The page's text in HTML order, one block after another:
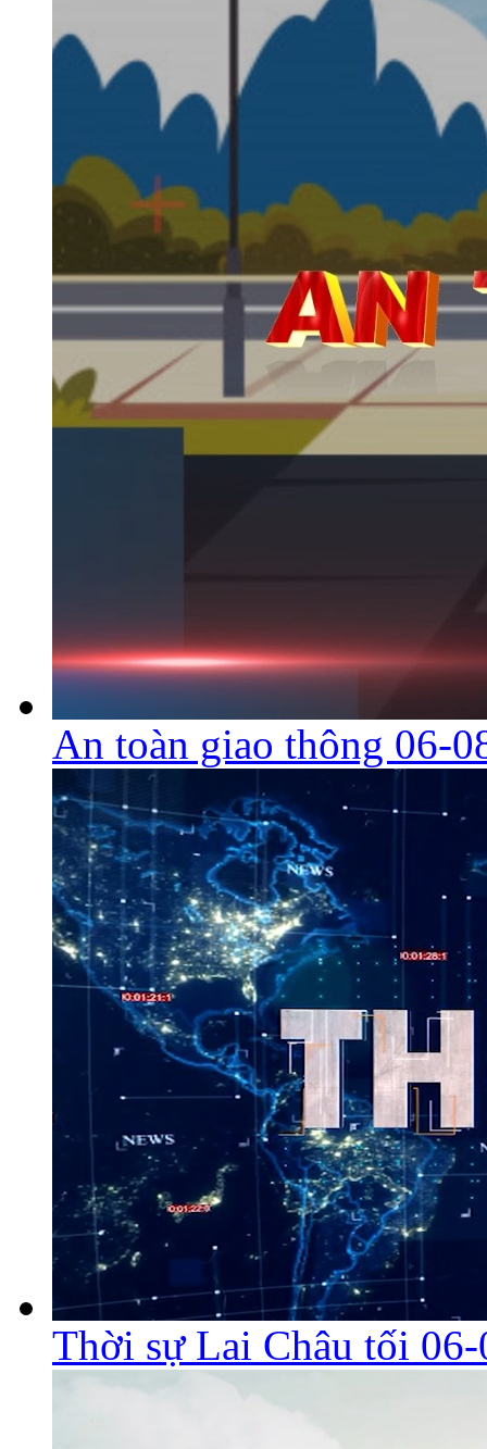
An toàn giao thông 06-
Thời sự Lai Châu tối